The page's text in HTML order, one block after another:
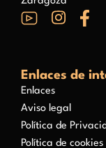
Enlaces de
Enlaces
Aviso legal
Política de
Política de cookies